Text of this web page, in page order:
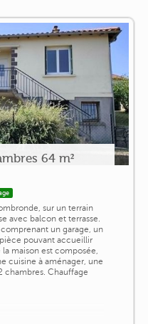
64 m²
sur un terrain
avec balcon et terrasse.
un garage, un
pouvant accueillir
maison est composée,
cuisine à aménager, une
chambres. Chauffage